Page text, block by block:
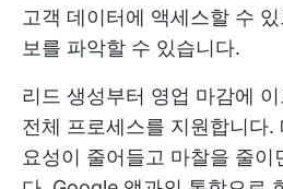
고객 데이터에 액세스할 수
보를 파악할 수 있습니다.
리드 생성부터 영업 마감에
전체 프로세스를 지원합니다.
요성이 줄어들고 마찰을 줄이